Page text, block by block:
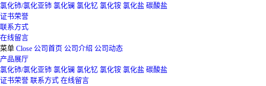
氯化铈/氯化亚铈 氯化镧 氯化钇 氯化铵 氯化盐 碳酸盐
证书荣誉
联系方式
在线留言
菜单 Close 公司首页 公司介绍 公司动态
产品展厅
氯化铈/氯化亚铈 氯化镧 氯化钇 氯化铵 氯化盐 碳酸盐
证书荣誉 联系方式 在线留言